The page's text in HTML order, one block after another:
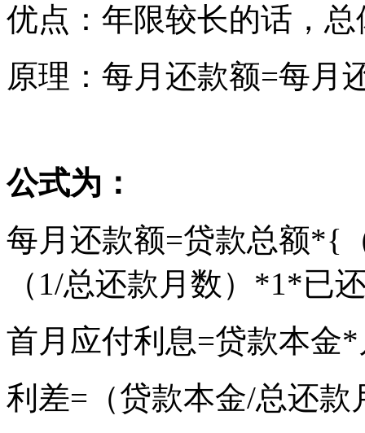
优点：年限较长的话，
原理：每月还款额=每月
公式为：
每月还款额=贷款总额*{
（1/总还款月数）*1*已
首月应付利息=贷款本金
利差=（贷款本金/总还